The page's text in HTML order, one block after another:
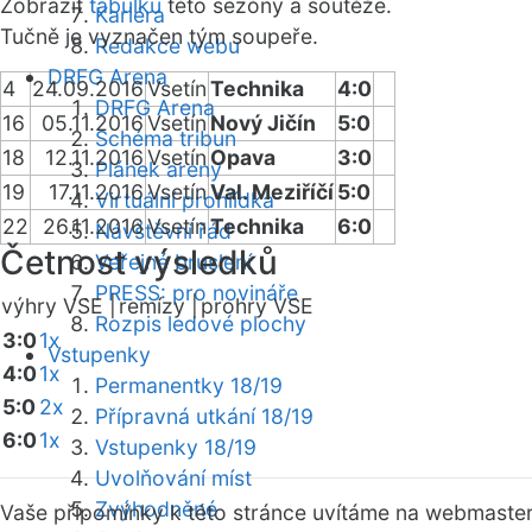
Kariéra
Redakce webu
DRFG Arena
DRFG Arena
Schéma tribun
Plánek areny
Virtuální prohlídka
Návštěvní řád
Veřejné bruslení
PRESS: pro novináře
Rozpis ledové plochy
Vstupenky
Permanentky 18/19
Přípravná utkání 18/19
Vstupenky 18/19
Uvolňování míst
Zvýhodněné
Zobrazit tabulku této sezóny a soutěže.
Tučně je vyznačen tým soupeře.
4 24.09.2016VsetínTechnika
4:0
16
05.11.2016VsetínNový Jičín
5:0
18
12.11.2016Vsetín Opava
3:0
19
17.11.2016VsetínVal. Meziříčí5:0
22
26.11.2016VsetínTechnika 6:0
Četnost výsledků
výhry VSE | remízy |prohry VSE
3:01x
4:01x
5:02x
6:01x
Vaše připomínky k této stránce uvítáme na webmaster